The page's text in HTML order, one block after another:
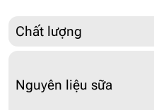
Chất lượng
Nguyên liệu sữa